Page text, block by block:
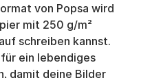
von Popsa wird
mit 250 g/m²
schreiben kannst.
ein lebendiges
damit deine Bilder